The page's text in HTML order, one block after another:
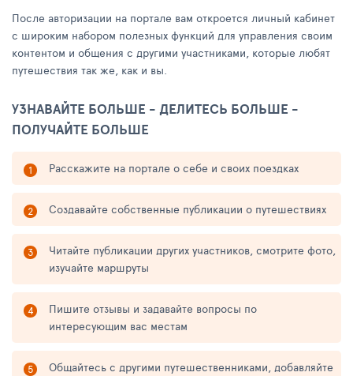
После авторизации на портале вам откроется личный кабинет
с широким набором полезных функций для управления своим
контентом и общения с другими участниками, которые любят
путешествия так же, как и вы.
УЗНАВАЙТЕ БОЛЬШЕ - ДЕЛИТЕСЬ БОЛЬШЕ -
ПОЛУЧАЙТЕ БОЛЬШЕ
Расскажите на портале о себе и своих поездках
Создавайте собственные публикации о путешествиях
Читайте публикации других участников, смотрите фото,
изучайте маршруты
Пишите отзывы и задавайте вопросы по
интересующим вас местам
Общайтесь с другими путешественниками, добавляйте